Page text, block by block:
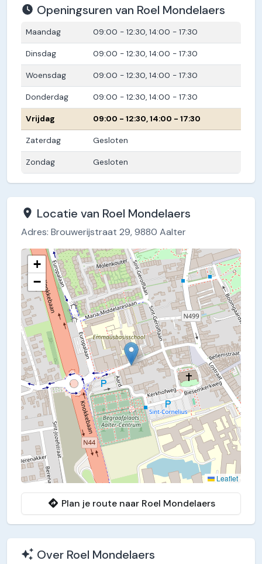
Openingsuren van Roel Mondelaers
Maandag 09:00 - 12:30, 14:00 - 17:30
Dinsdag 09:00 - 12:30, 14:00 - 17:30
Woensdag 09:00 - 12:30, 14:00 - 17:30
Donderdag 09:00 - 12:30, 14:00 - 17:30
Vrijdag 09:00 - 12:30, 14:00 - 17:30
Zaterdag Gesloten
Zondag Gesloten
Locatie van Roel Mondelaers
Adres: Brouwerijstraat 29, 9880 Aalter
+
−
Leaflet
Plan je route naar Roel Mondelaers
Over Roel Mondelaers